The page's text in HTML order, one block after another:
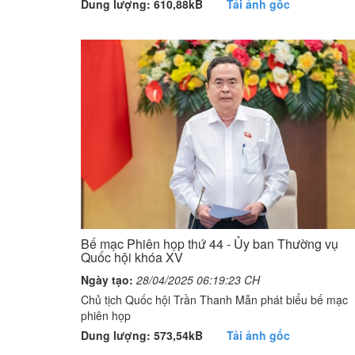
Dung lượng: 610,88kB Tải ảnh gốc
Bế mạc Phiên họp thứ 44 - Ủy ban Thường vụ
Quốc hội khóa XV
Ngày tạo: 28/04/2025 06:19:23 CH
Chủ tịch Quốc hội Trần Thanh Mẫn phát biểu bế mạc
phiên họp
Dung lượng: 573,54kB
Tải ảnh gốc